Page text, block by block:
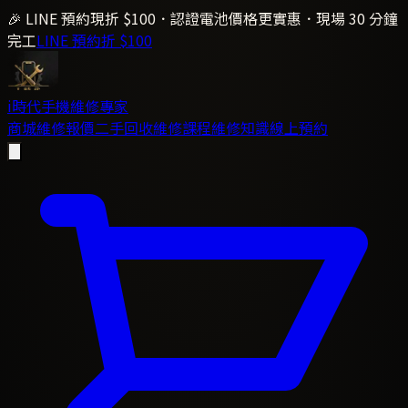
🎉 LINE 預約現折 $100．認證電池價格更實惠．現場 30 分鐘
完工LINE 預約折 $100
i時代手機維修專家
商城維修報價二手回收維修課程維修知識線上預約